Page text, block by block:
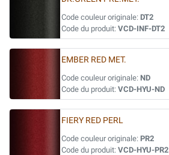
Code couleur originale: DT2
Code du produit: VCD-INF-DT2
EMBER RED MET.
Code couleur originale: ND
Code du produit: VCD-HYU-ND
FIERY RED PERL
Code couleur originale: PR2
Code du produit: VCD-HYU-PR2